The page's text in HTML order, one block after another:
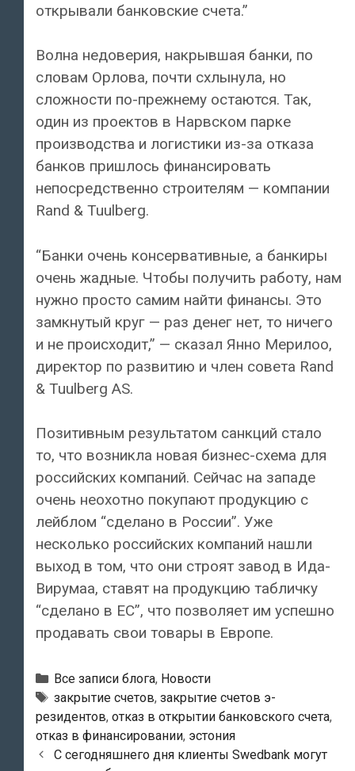
открывали банковские счета.”
Волна недоверия, накрывшая банки, по
словам Орлова, почти схлынула, но
сложности по-прежнему остаются. Так,
один из проектов в Нарвском парке
производства и логистики из-за отказа
банков пришлось финансировать
непосредственно строителям — компании
Rand & Tuulberg.
“Банки очень консервативные, а банкиры
очень жадные. Чтобы получить работу, нам
нужно просто самим найти финансы. Это
замкнутый круг — раз денег нет, то ничего
и не происходит,” — сказал Янно Мерилоо,
директор по развитию и член совета Rand
& Tuulberg AS.
Позитивным результатом санкций стало
то, что возникла новая бизнес-схема для
российских компаний. Сейчас на западе
очень неохотно покупают продукцию с
лейблом “сделано в России”. Уже
несколько российских компаний нашли
выход в том, что они строят завод в Ида-
Вирумаа, ставят на продукцию табличку
“сделано в ЕС”, что позволяет им успешно
продавать свои товары в Европе.
Рубрики
Все записи блога, Новости
Тэги
закрытие счетов, закрытие счетов э-
резидентов, отказ в открытии банковского счета,
отказ в финансировании, эстония
Навигация
С сегодняшнего дня клиенты Swedbank могут